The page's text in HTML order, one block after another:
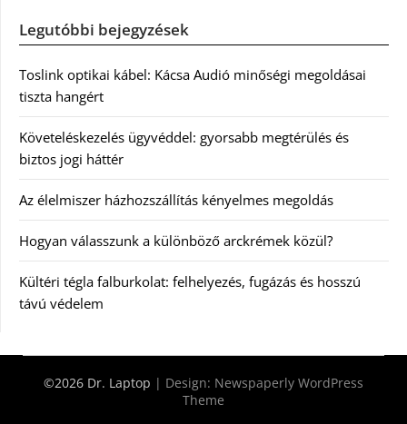
Legutóbbi bejegyzések
Toslink optikai kábel: Kácsa Audió minőségi megoldásai
tiszta hangért
Követeléskezelés ügyvéddel: gyorsabb megtérülés és
biztos jogi háttér
Az élelmiszer házhozszállítás kényelmes megoldás
Hogyan válasszunk a különböző arckrémek közül?
Kültéri tégla falburkolat: felhelyezés, fugázás és hosszú
távú védelem
©2026 Dr. Laptop | Design: Newspaperly WordPress
Theme